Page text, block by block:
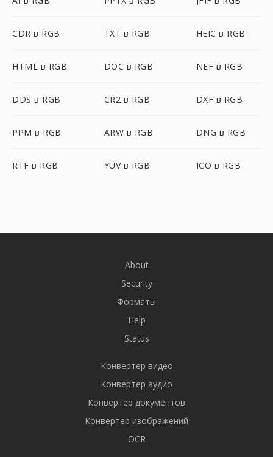
CDR в RGB TXT в RGB HEIC в RGB
HTML в RGB DOC в RGB NEF в RGB
DDS в RGB CR2 в RGB DXF в RGB
PPM в RGB ARW в RGB DNG в RGB
RTF в RGB YUV в RGB ICO в RGB
About
Security
Форматы
Help
Status
Конвертер видео
Конвертер аудио
Конвертер документов
Конвертер изображений
OCR